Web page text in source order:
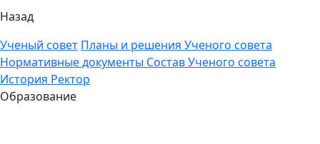
Назад
Ученый совет Планы и решения Ученого совета
Нормативные документы Состав Ученого совета
История Ректор
Образование